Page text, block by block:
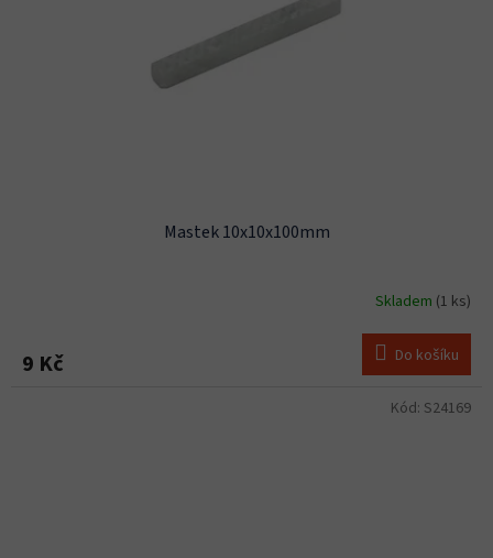
Mastek 10x10x100mm
Skladem (1 ks)
9 Kč Do košíku
Kód: S24169